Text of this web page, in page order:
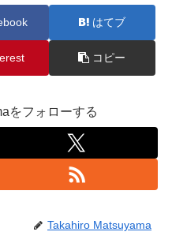
はてブ
コピー
をフォローする
Takahiro Matsuyama